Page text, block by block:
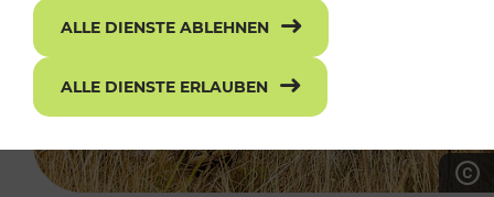
ALLE DIENSTE ABLEHNEN
ALLE DIENSTE ERLAUBEN